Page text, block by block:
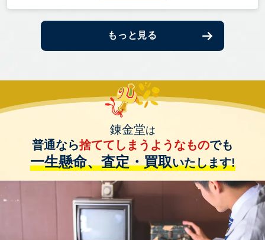
もっと見る
錬金堂は
普通なら捨ててしまうようなものでも
一生懸命、査定・買取いたします!